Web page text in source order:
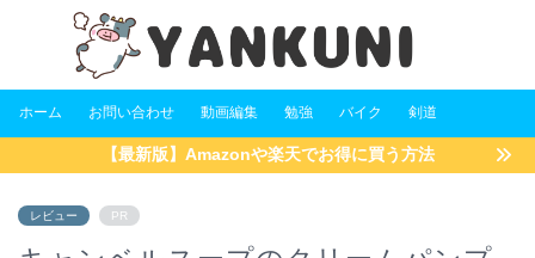
ホーム お問い合わせ 動画編集 勉強 バイク 剣道
【最新版】Amazonや楽天でお得に買う方法
レビュー PR